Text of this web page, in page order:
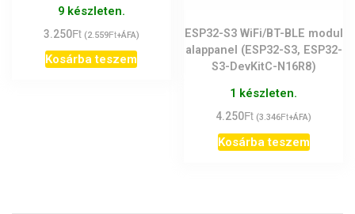
9 készleten.
3.250Ft (2.559Ft+ÁFA)
Kosárba teszem
ESP32-S3 WiFi/BT-BLE modul
alappanel (ESP32-S3, ESP32-
S3-DevKitC-N16R8)
1 készleten.
4.250Ft (3.346Ft+ÁFA)
Kosárba teszem